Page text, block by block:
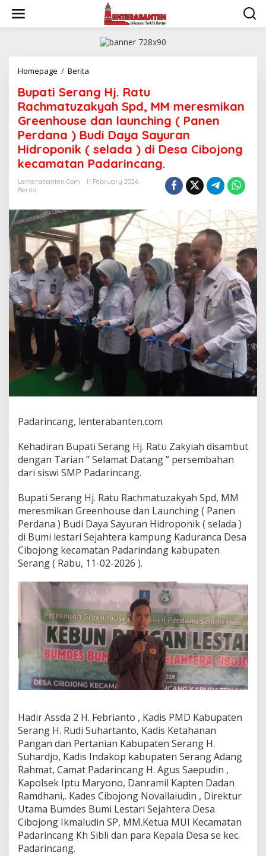
content
Homepage / Berita
Hj.
Ratu
Rachmatuzakyah
Spd,
MM
meresmikan
Greenhouse
dan
launching
Perdana
)
Budi
Daya
Sayuran
Hidroponik
(
selada
)
di
Desa
Cibojong
kecamatan
Padarincang.
Bupati Serang Hj. Ratu
Rachmatuzakyah Spd, MM meresmikan
Greenhouse dan launching ( Panen
Perdana ) Budi Daya Sayuran
Hidroponik ( selada ) di Desa Cibojong
kecamatan Padarincang.
Lenterabanten.com
11 February 2026
Berita
Padarincang, lenterabanten.com
Kehadiran Bupati Serang Hj. Ratu Zakyiah disambut
dengan Tarian ” Selamat Datang ” persembahan
dari siswi SMP Padarincang.
Bupati Serang Hj. Ratu Rachmatuzakyah Spd, MM
meresmikan Greenhouse dan Launching ( Panen
Perdana ) Budi Daya Sayuran Hidroponik ( selada )
di Bumi lestari Sejahtera kampung Kaduranca Desa
Cibojong kecamatan Padarindang kabupaten
Serang ( Rabu, 11-02-2026 ).
Hadir Assda 2 H. Febrianto , Kadis PMD Kabupaten
Serang H. Rudi Suhartanto, Kadis Ketahanan
Pangan dan Pertanian Kabupaten Serang H.
Suhardjo, Kadis Indakop kabupaten Serang Adang
Rahmat, Camat Padarincang H. Agus Saepudin ,
Kapolsek Iptu Maryono, Danramil Kapten Dadan
Ramdhani,. Kades Cibojong Novallaiudin , Direktur
Utama Bumdes Bumi Lestari Sejahtera Desa
Cibojong Ikmaludin SP, MM.Ketua MUI Kecamatan
Padarincang Kh Sibli dan para Kepala Desa se kec.
Padarincang.